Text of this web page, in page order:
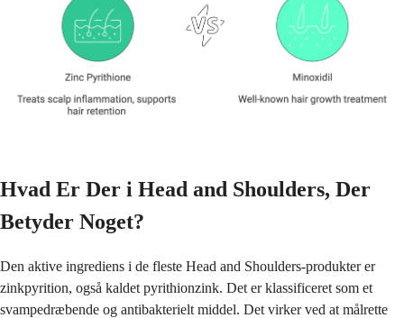
Hvad Er Der i Head and Shoulders, Der
Betyder Noget?
Den aktive ingrediens i de fleste Head and Shoulders-produkter er
zinkpyrition, også kaldet pyrithionzink. Det er klassificeret som et
svampedræbende og antibakterielt middel. Det virker ved at målrette